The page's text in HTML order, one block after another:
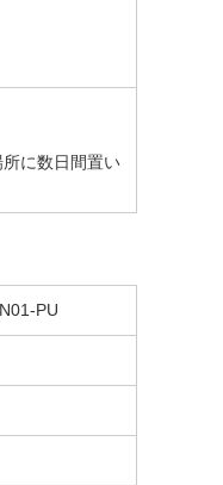
に数日間置い
PU